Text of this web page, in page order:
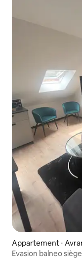
Appartement ⋅
Evasion balneo